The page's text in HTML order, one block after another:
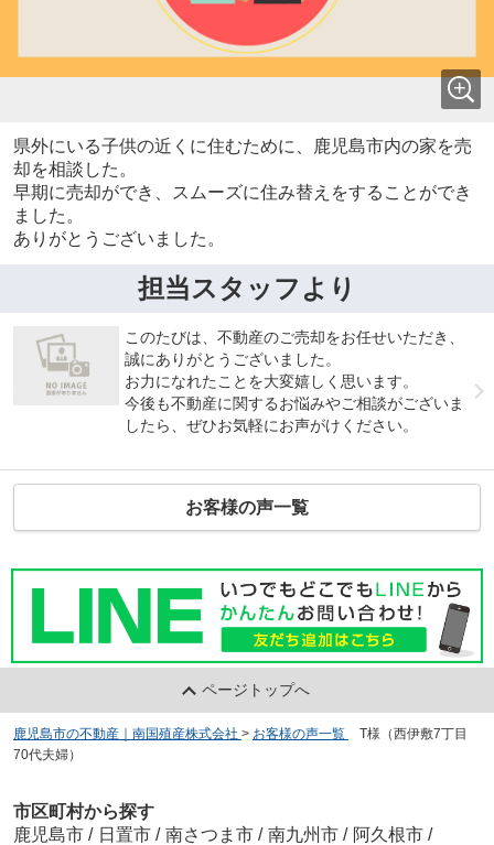
県外にいる子供の近くに住むために、鹿児島市内の家を売
却を相談した。
早期に売却ができ、スムーズに住み替えをすることができ
ました。
ありがとうございました。
担当スタッフより
このたびは、不動産のご売却をお任せいただき、
誠にありがとうございました。
お力になれたことを大変嬉しく思います。
今後も不動産に関するお悩みやご相談がございま
したら、ぜひお気軽にお声がけください。
お客様の声一覧
ページトップへ
鹿児島市の不動産｜南国殖産株式会社 > お客様の声一覧
T様（西伊敷7丁目
70代夫婦）
市区町村から探す
鹿児島市 / 日置市 / 南さつま市 / 南九州市 / 阿久根市 /